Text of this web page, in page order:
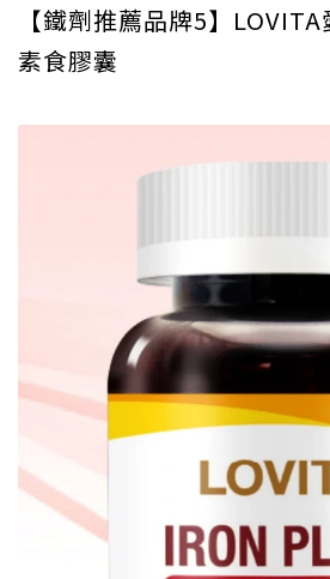
【鐵劑推薦品牌5】
素食膠囊